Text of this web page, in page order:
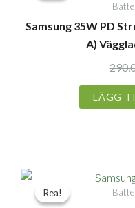
Samsung 35W PD
A)
LÄGG
Rea!
Rea!